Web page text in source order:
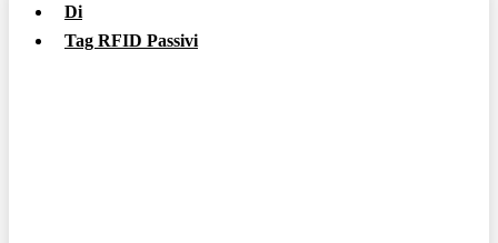
Di
Tag RFID Passivi